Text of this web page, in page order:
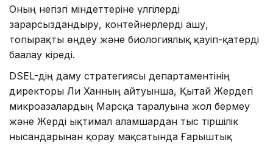
Оның негізгі міндеттеріне үлгілерді
зарарсыздандыру, контейнерлерді ашу,
топырақты өңдеу және биологиялық қауіп-қатерді
бағалау кіреді.
DSEL-дің даму стратегиясы департаментінің
директоры Ли Ханның айтуынша, Қытай Жердегі
микроағзалардың Марсқа таралуына жол бермеу
және Жерді ықтимал ғаламшардан тыс тіршілік
нысандарынан қорғау мақсатында Ғарыштық